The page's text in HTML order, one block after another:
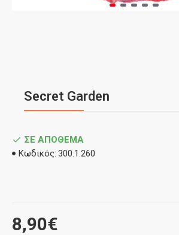
Secret Garden
8,90€
ΣΕ ΑΠΌΘΕΜΑ
Κωδικός: 300.1.260